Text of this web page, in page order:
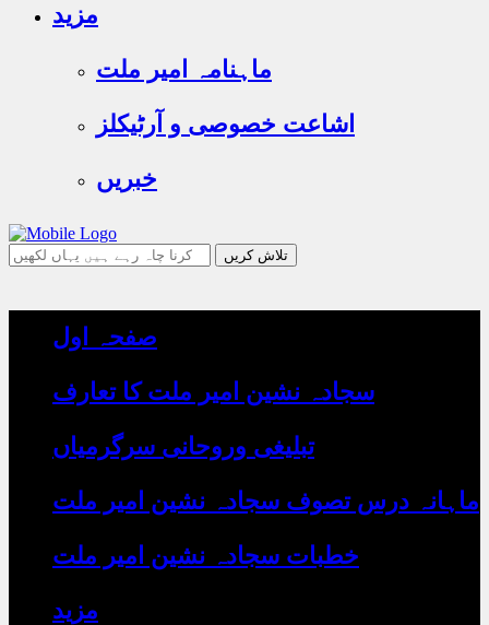
مزید
ماہنامہ امیر ملت
اشاعت خصوصی و آرٹیکلز
خبریں
جو
چاہ
صفحہ اول
سجادہ نشین امیر ملت کا تعارف
تبلیغی وروحانی سرگرمیاں
ماہانہ درس تصوف سجادہ نشین امیر ملت
خطبات سجادہ نشین امیر ملت
مزید